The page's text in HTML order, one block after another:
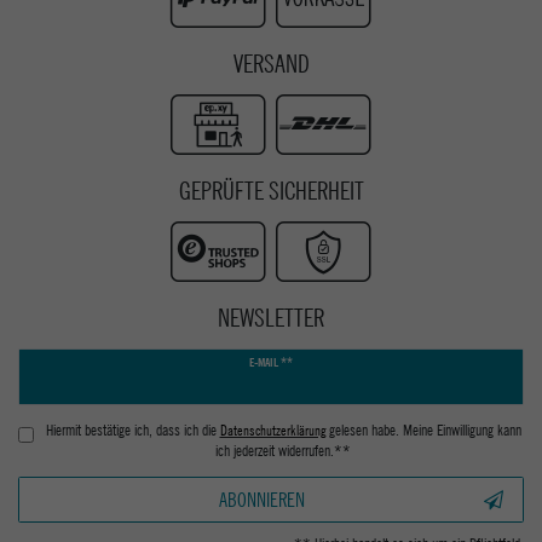
VERSAND
GEPRÜFTE SICHERHEIT
NEWSLETTER
E-MAIL **
Hiermit bestätige ich, dass ich die Daten­schutz­erklärunggelesen habe. Meine Einwilligung kann
ich jederzeit widerrufen.**
ABONNIEREN